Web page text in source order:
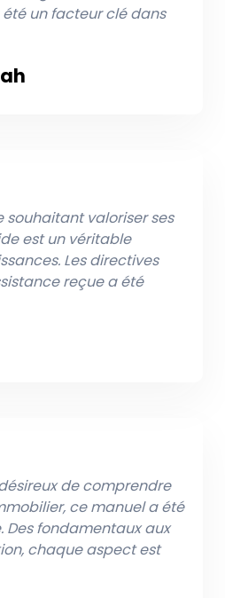
été un facteur clé dans
souhaitant valoriser ses
est un véritable
Les directives
reçue a été
de comprendre
ce manuel a été
Des fondamentaux aux
chaque aspect est